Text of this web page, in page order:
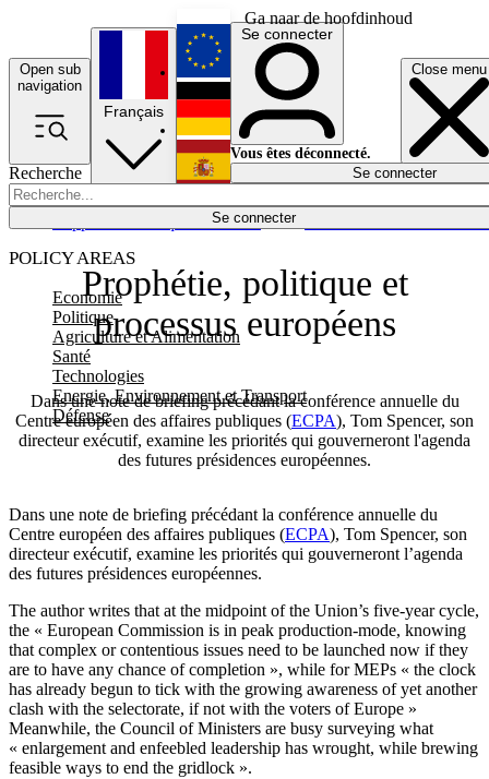
Ga naar de hoofdinhoud
Open sub
navigation
Close menu
Recherche
Se connecter
POLICY AREAS
Economie
Politique
Agriculture et Alimentation
Santé
Technologies
Energie, Environnement et Transport
Défense
Économie
Français
English
Deutsch
Español
Se connecter
Vous êtes déconnecté.
Se connecter
Prophétie, politique et
processus européens
Dans une note de briefing précédant la conférence annuelle du
Centre européen des affaires publiques (ECPA), Tom Spencer, son
directeur exécutif, examine les priorités qui gouverneront l'agenda
des futures présidences européennes.
Dans une note de briefing précédant la conférence annuelle du
Centre européen des affaires publiques (ECPA), Tom Spencer, son
directeur exécutif, examine les priorités qui gouverneront l’agenda
des futures présidences européennes.
The author writes that at the midpoint of the Union’s five-year cycle,
the « European Commission is in peak production-mode, knowing
that complex or contentious issues need to be launched now if they
are to have any chance of completion », while for MEPs « the clock
has already begun to tick with the growing awareness of yet another
clash with the selectorate, if not with the voters of Europe »
Meanwhile, the Council of Ministers are busy surveying what
« enlargement and enfeebled leadership has wrought, while brewing
feasible ways to end the gridlock ».